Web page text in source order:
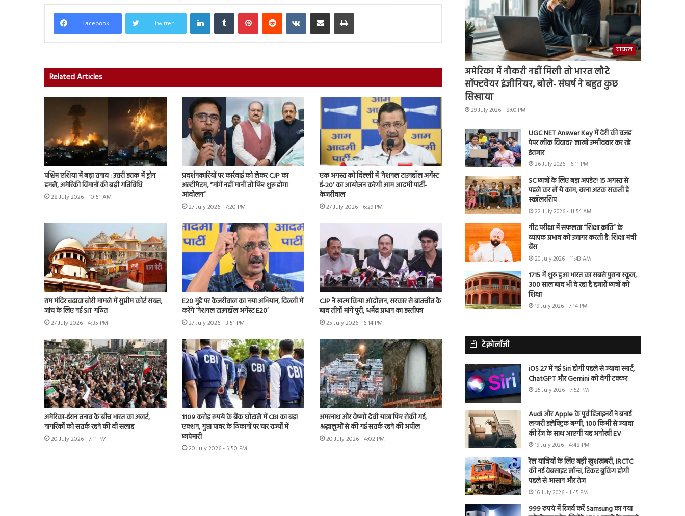
Facebook Twitter
LinkedInTumblr PinterestReddit VKontakteShare via Email Print
Related Articles
पश्चिम एशिया में बढ़ा तनाव : उत्तरी इराक में ड्रोन
हमले, अमेरिकी विमानों की बढ़ी गतिविधि
28 July 2026 - 10:51 AM
प्रदर्शनकारियों पर कार्रवाई को लेकर CJP का
अल्टीमेटम, “मांगें नहीं मानीं तो फिर शुरू होगा
आंदोलन”
27 July 2026 - 7:20 PM
एक अगस्त को दिल्ली में ‘नेशनल टाउनहॉल अगेंस्ट
ई-20’ का आयोजन करेगी आम आदमी पार्टी-
केजरीवाल
27 July 2026 - 6:29 PM
राम मंदिर चढ़ावा चोरी मामले में सुप्रीम कोर्ट सख्त,
जांच के लिए नई SIT गठित
27 July 2026 - 4:35 PM
E20 मुद्दे पर केजरीवाल का नया अभियान, दिल्ली में
करेंगे ‘नेशनल टाउनहॉल अगेंस्ट E20’
27 July 2026 - 3:51 PM
CJP ने खत्म किया आंदोलन, सरकार से बातचीत के
बाद तीनों मांगें पूरी, धर्मेंद्र प्रधान का इस्तीफा
25 July 2026 - 6:14 PM
अमेरिका-ईरान तनाव के बीच भारत का अलर्ट,
नागरिकों को सतर्क रहने की दी सलाह
20 July 2026 - 7:11 PM
1109 करोड़ रुपये के बैंक घोटाले में CBI का बड़ा
एक्शन, गुप्ता पावर के ठिकानों पर चार राज्यों में
छापेमारी
20 July 2026 - 5:50 PM
अमरनाथ और वैष्णो देवी यात्रा फिर रोकी गई,
श्रद्धालुओं से की गई सतर्क रहने की अपील
20 July 2026 - 4:02 PM
वायरल
अमेरिका में नौकरी नहीं मिली तो भारत लौटे
सॉफ्टवेयर इंजीनियर, बोले- संघर्ष ने बहुत कुछ
सिखाया
29 July 2026 - 8:00 PM
UGC NET Answer Key में देरी की वजह
पेपर लीक विवाद? लाखों उम्मीदवार कर रहे
इंतजार
26 July 2026 - 6:11 PM
SC छात्रों के लिए बड़ा अपडेट! 15 अगस्त से
पहले कर लें ये काम, वरना अटक सकती है
स्कॉलरशिप
22 July 2026 - 11:54 AM
नीट परीक्षा में सफलता “शिक्षा क्रांति” के
व्यापक प्रभाव को उजागर करती है: शिक्षा मंत्री
बैंस
20 July 2026 - 11:43 AM
1715 में शुरू हुआ भारत का सबसे पुराना स्कूल,
300 साल बाद भी दे रहा है हजारों छात्रों को
शिक्षा
19 July 2026 - 7:14 PM
टेक्नोलॉजी
iOS 27 में नई Siri होगी पहले से ज्यादा स्मार्ट,
ChatGPT और Gemini को देगी टक्कर
25 July 2026 - 7:52 PM
Audi और Apple के पूर्व डिजाइनरों ने बनाई
लग्जरी इलेक्ट्रिक बग्गी, 100 किमी से ज्यादा
की रेंज के साथ आएगी यह अनोखी EV
19 July 2026 - 4:48 PM
रेल यात्रियों के लिए बड़ी खुशखबरी, IRCTC
की नई वेबसाइट लॉन्च, टिकट बुकिंग होगी
पहले से आसान और तेज
16 July 2026 - 1:45 PM
999 रुपये में रिजर्व करें Samsung का नया